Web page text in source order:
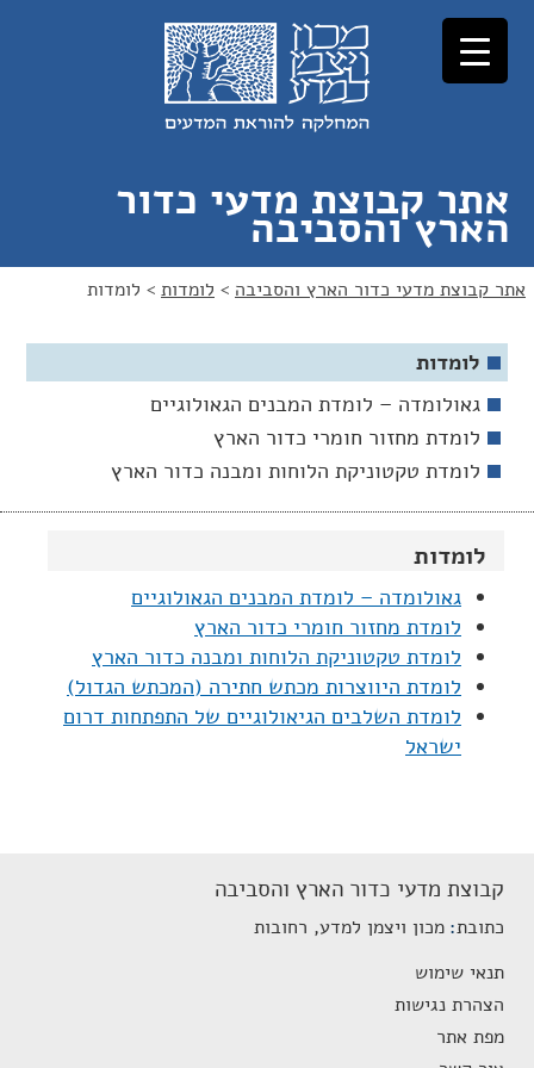
לתוכן
לניווט
אתר קבוצת מדעי כדור
הארץ והסביבה
אתר קבוצת מדעי כדור הארץ והסביבה > לומדות > לומדות
לומדות
גאולומדה – לומדת המבנים הגאולוגיים
לומדת מחזור חומרי כדור הארץ
לומדת טקטוניקת הלוחות ומבנה כדור הארץ
לומדת היווצרות מכתש חתירה (המכתש הגדול)
לומדת השלבים הגיאולוגיים של התפתחות דרום
ישראל
לומדות
גאולומדה – לומדת המבנים הגאולוגיים
לומדת מחזור חומרי כדור הארץ
לומדת טקטוניקת הלוחות ומבנה כדור הארץ
קבוצת מדעי כדור הארץ והסביבה
כתובת מכון ויצמן למדע, רחובות
תנאי שימוש
הצהרת נגישות
מפת אתר